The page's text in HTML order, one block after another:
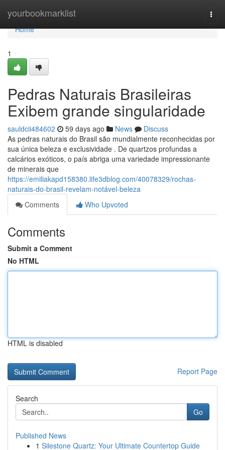
yourbookmarklist
Home
Home
1
Pedras Naturais Brasileiras
Exibem grande singularidade
sauldcii484602 59 days ago News
Discuss
As pedras naturais do Brasil são mundialmente reconhecidas por
sua única beleza e exclusividade . De quartzos profundas a
calcários exóticos, o país abriga uma variedade impressionante
de minerais que
https://emiliakapd158380.life3dblog.com/40078329/rochas-
naturais-do-brasil-revelam-notável-beleza
Comments
Who Upvoted
Comments
Submit a Comment
No HTML
HTML is disabled
Report Page
Search
Go
Published News
1 Silestone Quartz: Your Ultimate Countertop Guide